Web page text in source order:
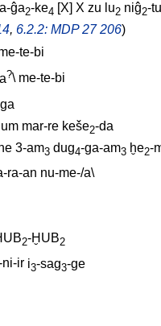
ĝa2-ke4 [X] X zu lu2 niĝ2-
, 6.2.2: MDP 27 206)
te-bi
?\ me-te-bi
mar-re keše2-da
3-am3 dug4-ga-am3 ḫe2-
ra-an nu-me-/a\
2-ḪUB2
ni-ir i3-sag3-ge